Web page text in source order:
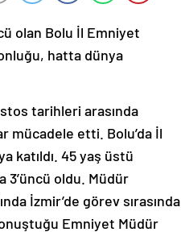
olan Bolu İl Emniyet
hatta dünya
tarihleri arasında
mücadele etti. Bolu’da İl
katıldı. 45 yaş üstü
oldu. Müdür
İzmir’de görev sırasında
Emniyet Müdür